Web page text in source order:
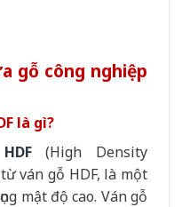
gỗ công nghiệp
là gì?
(High Density
ván gỗ HDF, là một
mật độ cao. Ván gỗ